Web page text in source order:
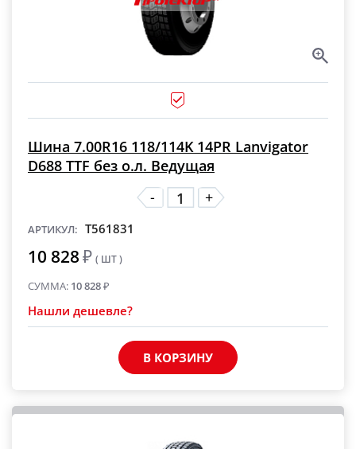
Шина 7.00R16 118/114K 14PR Lanvigator
D688 TTF без о.л. Ведущая
-
+
АРТИКУЛ: T561831
10 828₽ ( ШТ )
СУММА: 10 828₽
Нашли дешевле?
В КОРЗИНУ